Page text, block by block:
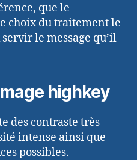
que le
choix du traitement le
le message qu’il
highkey
des contraste très
intense ainsi que
possibles.